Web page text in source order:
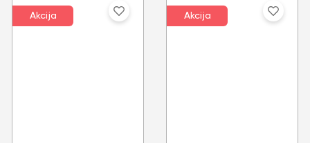
Akcija Akcija